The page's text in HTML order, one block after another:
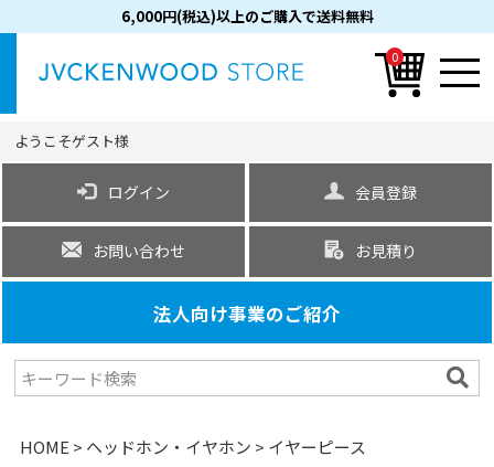
6,000円(税込)以上のご購入で送料無料
0
ようこそゲスト様
ログイン 会員登録
お問い合わせ お見積り
法人向け事業のご紹介
HOME ヘッドホン・イヤホン イヤーピース